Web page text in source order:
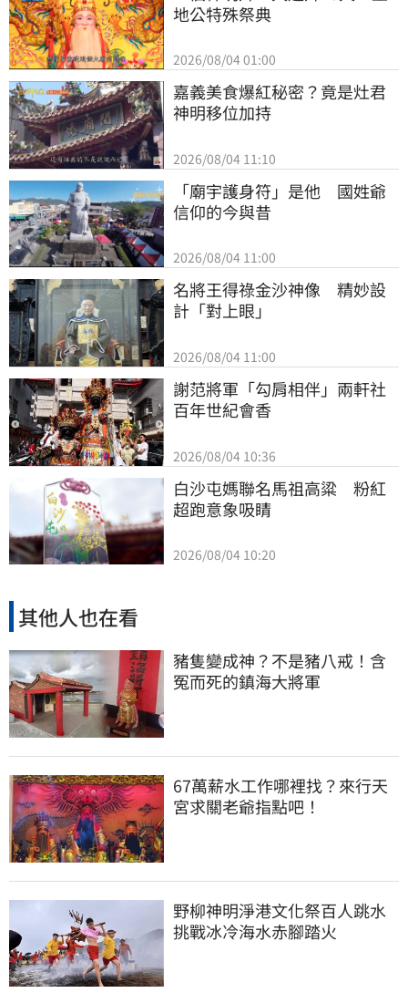
地公特殊祭典
2026/08/04 01:00
嘉義美食爆紅秘密？竟是灶君
神明移位加持
2026/08/04 11:10
「廟宇護身符」是他　國姓爺
信仰的今與昔
2026/08/04 11:00
名將王得祿金沙神像　精妙設
計「對上眼」
2026/08/04 11:00
謝范將軍「勾肩相伴」兩軒社
百年世紀會香
2026/08/04 10:36
白沙屯媽聯名馬祖高粱　粉紅
超跑意象吸睛
2026/08/04 10:20
其他人也在看
豬隻變成神？不是豬八戒！含
冤而死的鎮海大將軍
67萬薪水工作哪裡找？來行天
宮求關老爺指點吧！
野柳神明淨港文化祭百人跳水
挑戰冰冷海水赤腳踏火